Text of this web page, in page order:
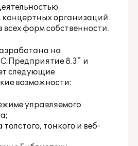
концертных организаций
всех форм собственности.
на
8.3" и
следующие
возможности:
управляемого
тонкого и веб-